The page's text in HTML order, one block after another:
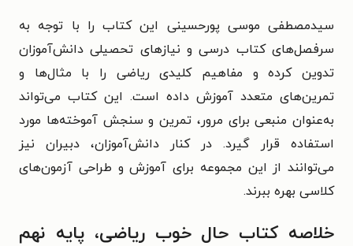
سیدمصطفی موسی‌ پورحسینی این کتاب را با توجه به
سرفصل‌های کتاب درسی و نیازهای تحصیلی دانش‌آموزان
تدوین کرده و مفاهیم کلیدی ریاضی را با مثال‌ها و
تمرین‌های متعدد آموزش داده است. این کتاب می‌تواند
به‌عنوان منبعی برای مرور، تمرین و سنجش آموخته‌ها مورد
استفاده قرار گیرد. در کنار دانش‌آموزان، دبیران نیز
می‌توانند از این مجموعه برای آموزش و طراحی آزمون‌های
کلاسی بهره ببرند.
خلاصه کتاب حال خوب ریاضی، پایه نهم